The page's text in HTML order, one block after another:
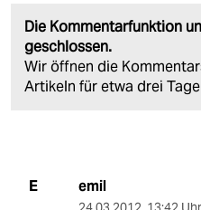
Die Kommentarfunktion
geschlossen.
Wir öffnen die
Artikeln für etwa drei
E emil